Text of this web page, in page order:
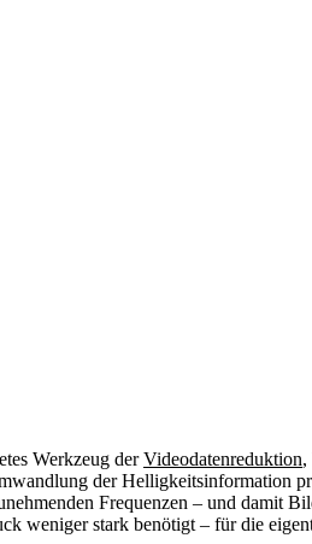
Werkzeug derVideodatenreduktion,
der Helligkeitsinformation
Frequenzen – und damit
weniger stark benötigt – für die